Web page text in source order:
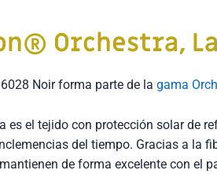
Orchestra,
Noir forma parte de la gama
es el tejido con protección solar de
del tiempo. Gracias a la
de forma excelente con el